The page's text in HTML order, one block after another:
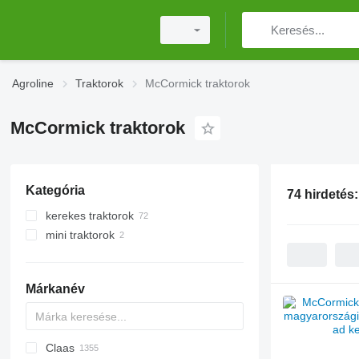
Agroline Traktorok McCormick traktorok
McCormick traktorok
Kategória
kerekes traktorok
mini traktorok
Márkanév
Challenger
TTR
584
2505
CK
310
775
CH
CFG
Claas
74 hirdetés: